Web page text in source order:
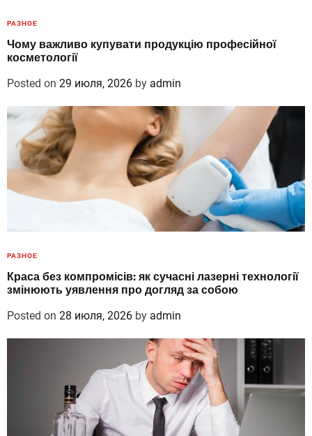
РАЗНОЕ
Чому важливо купувати продукцію професійної
косметології
Posted on 29 июля, 2026 by admin
РАЗНОЕ
Краса без компромісів: як сучасні лазерні технології
змінюють уявлення про догляд за собою
Posted on 28 июля, 2026 by admin